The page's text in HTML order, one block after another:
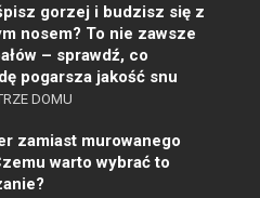
gorzej i budzisz się z
nosem? To nie zawsze
– sprawdź, co
pogarsza jakość snu
DOMU
zamiast murowanego
warto wybrać to